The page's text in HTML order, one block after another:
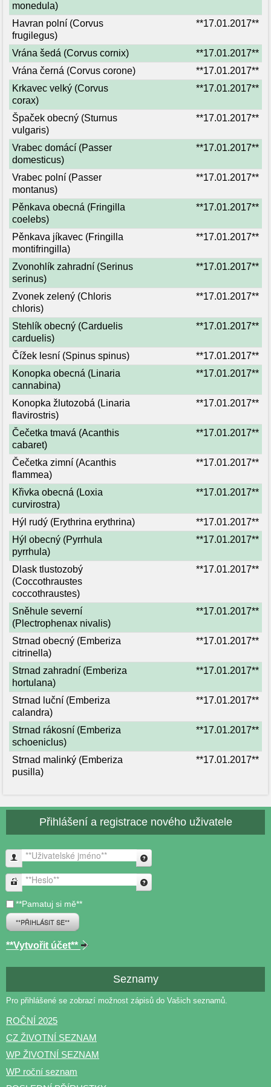
monedula)
Havran polní (Corvus
frugilegus)
**17.01.2017**
Vrána šedá (Corvus cornix)
**17.01.2017**
Vrána černá (Corvus corone)
**17.01.2017**
Krkavec velký (Corvus
corax)
**17.01.2017**
Špaček obecný (Sturnus
vulgaris)
**17.01.2017**
Vrabec domácí (Passer
domesticus)
**17.01.2017**
Vrabec polní (Passer
montanus)
**17.01.2017**
Pěnkava obecná (Fringilla
coelebs)
**17.01.2017**
Pěnkava jíkavec (Fringilla
montifringilla)
**17.01.2017**
Zvonohlík zahradní (Serinus
serinus)
**17.01.2017**
Zvonek zelený (Chloris
chloris)
**17.01.2017**
Stehlík obecný (Carduelis
carduelis)
**17.01.2017**
Čížek lesní (Spinus spinus)
**17.01.2017**
Konopka obecná (Linaria
cannabina)
**17.01.2017**
Konopka žlutozobá (Linaria
flavirostris)
**17.01.2017**
Čečetka tmavá (Acanthis
cabaret)
**17.01.2017**
Čečetka zimní (Acanthis
flammea)
**17.01.2017**
Křivka obecná (Loxia
curvirostra)
**17.01.2017**
Hýl rudý (Erythrina erythrina)
**17.01.2017**
Hýl obecný (Pyrrhula
pyrrhula)
**17.01.2017**
Dlask tlustozobý
(Coccothraustes
coccothraustes)
**17.01.2017**
Sněhule severní
(Plectrophenax nivalis)
**17.01.2017**
Strnad obecný (Emberiza
citrinella)
**17.01.2017**
Strnad zahradní (Emberiza
hortulana)
**17.01.2017**
Strnad luční (Emberiza
calandra)
**17.01.2017**
Strnad rákosní (Emberiza
schoeniclus)
**17.01.2017**
Strnad malinký (Emberiza
pusilla)
**17.01.2017**
Přihlášení a registrace nového uživatele
**Uživatelské jméno**
**Heslo**
**Pamatuj si mě**
**PŘIHLÁSIT SE**
**Vytvořit účet**
Seznamy
Pro přihlášené se zobrazí možnost zápisů do Vašich seznamů.
ROČNÍ 2025
CZ ŽIVOTNÍ SEZNAM
WP ŽIVOTNÍ SEZNAM
WP roční seznam